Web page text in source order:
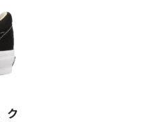
ク